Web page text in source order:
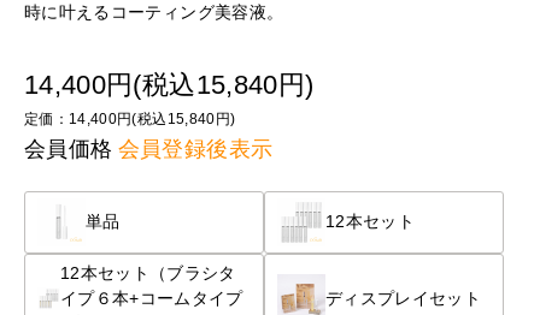
時に叶えるコーティング美容液。
14,400円(税込15,840円)
定価：14,400円(税込15,840円)
会員価格 会員登録後表示
単品 12本セット
12本セット（ブラシタ
イプ６本+コームタイプ
ディスプレイセット